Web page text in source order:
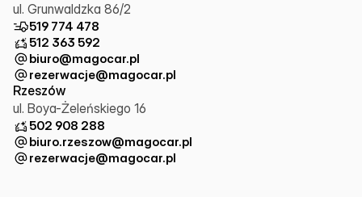
ul. Grunwaldzka 86/2
519 774 478
512 363 592
biuro@magocar.pl
rezerwacje@magocar.pl
Rzeszów
ul. Boya-Żeleńskiego 16
502 908 288
biuro.rzeszow@magocar.pl
rezerwacje@magocar.pl